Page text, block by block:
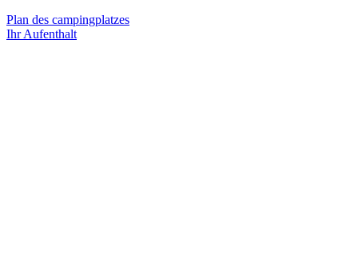
Plan des campingplatzes
Ihr Aufenthalt